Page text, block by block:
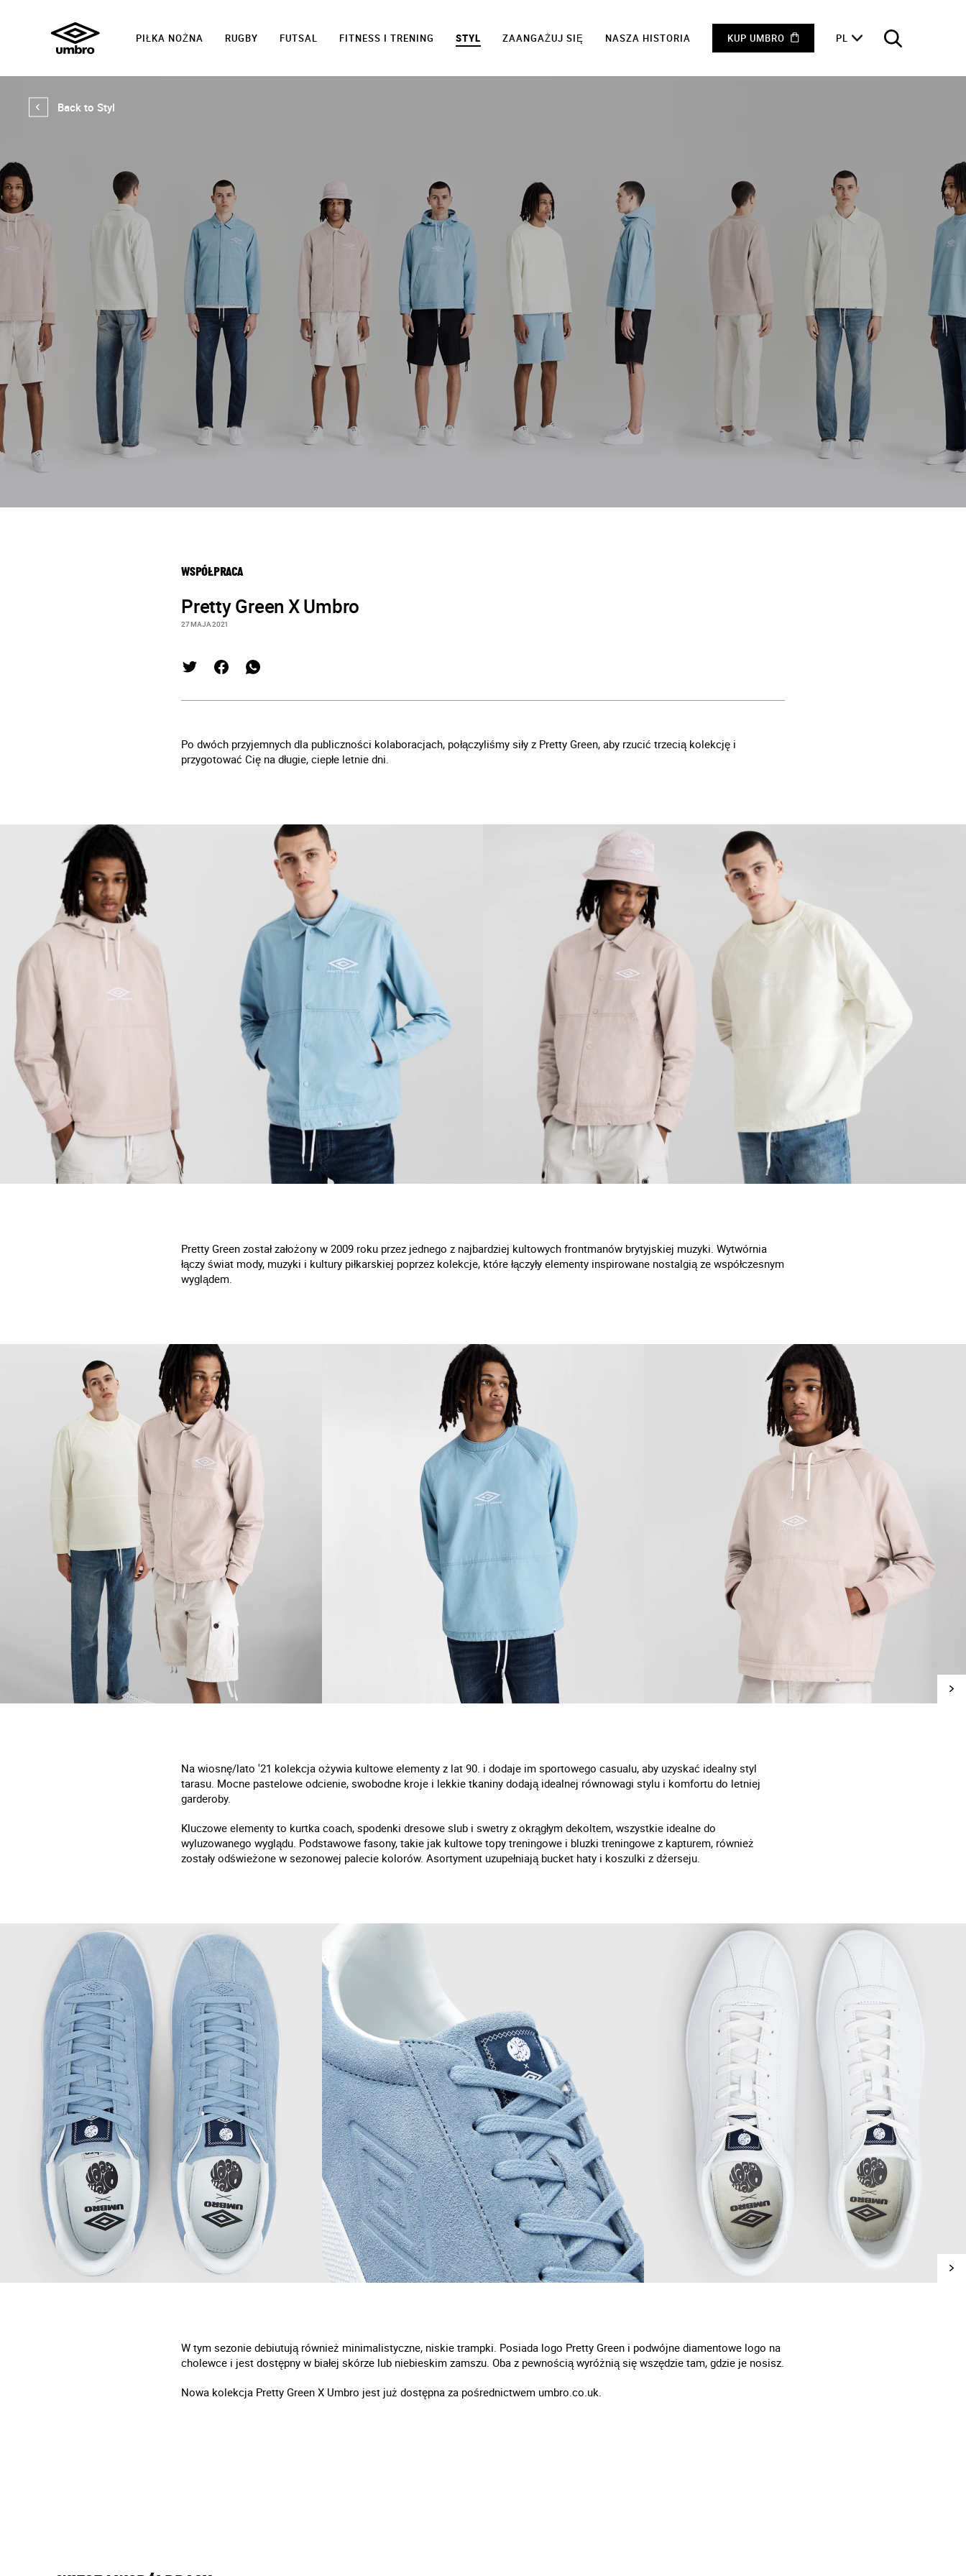
PIŁKA NOŻNA RUGBY FUTSAL FITNESS I TRENING STYL ZAANGAŻUJ SIĘ NASZA HISTORIA KUP UMBRO PL
Back to Styl
WSPÓŁPRACA
Pretty Green X Umbro
27 MAJA 2021
Po dwóch przyjemnych dla publiczności kolaboracjach, połączyliśmy siły z Pretty Green, aby rzucić trzecią kolekcję i
przygotować Cię na długie, ciepłe letnie dni.
Pretty Green został założony w 2009 roku przez jednego z najbardziej kultowych frontmanów brytyjskiej muzyki. Wytwórnia
łączy świat mody, muzyki i kultury piłkarskiej poprzez kolekcje, które łączyły elementy inspirowane nostalgią ze współczesnym
wyglądem.
Na wiosnę/lato '21 kolekcja ożywia kultowe elementy z lat 90. i dodaje im sportowego casualu, aby uzyskać idealny styl
tarasu. Mocne pastelowe odcienie, swobodne kroje i lekkie tkaniny dodają idealnej równowagi stylu i komfortu do letniej
garderoby.
Kluczowe elementy to kurtka coach, spodenki dresowe slub i swetry z okrągłym dekoltem, wszystkie idealne do
wyluzowanego wyglądu. Podstawowe fasony, takie jak kultowe topy treningowe i bluzki treningowe z kapturem, również
zostały odświeżone w sezonowej palecie kolorów. Asortyment uzupełniają bucket haty i koszulki z dżerseju.
W tym sezonie debiutują również minimalistyczne, niskie trampki. Posiada logo Pretty Green i podwójne diamentowe logo na
cholewce i jest dostępny w białej skórze lub niebieskim zamszu. Oba z pewnością wyróżnią się wszędzie tam, gdzie je nosisz.
Nowa kolekcja Pretty Green X Umbro jest już dostępna za pośrednictwem umbro.co.uk.